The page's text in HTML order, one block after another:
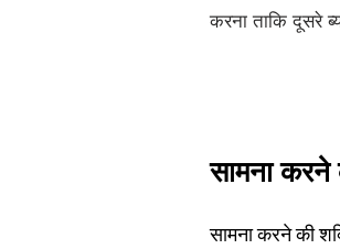
करना ताकि दूसरे
सामना करने
सामना करने की